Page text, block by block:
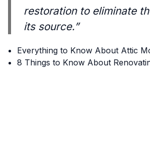
restoration to eliminate
its source.”
Everything to Know About Attic
8 Things to Know About